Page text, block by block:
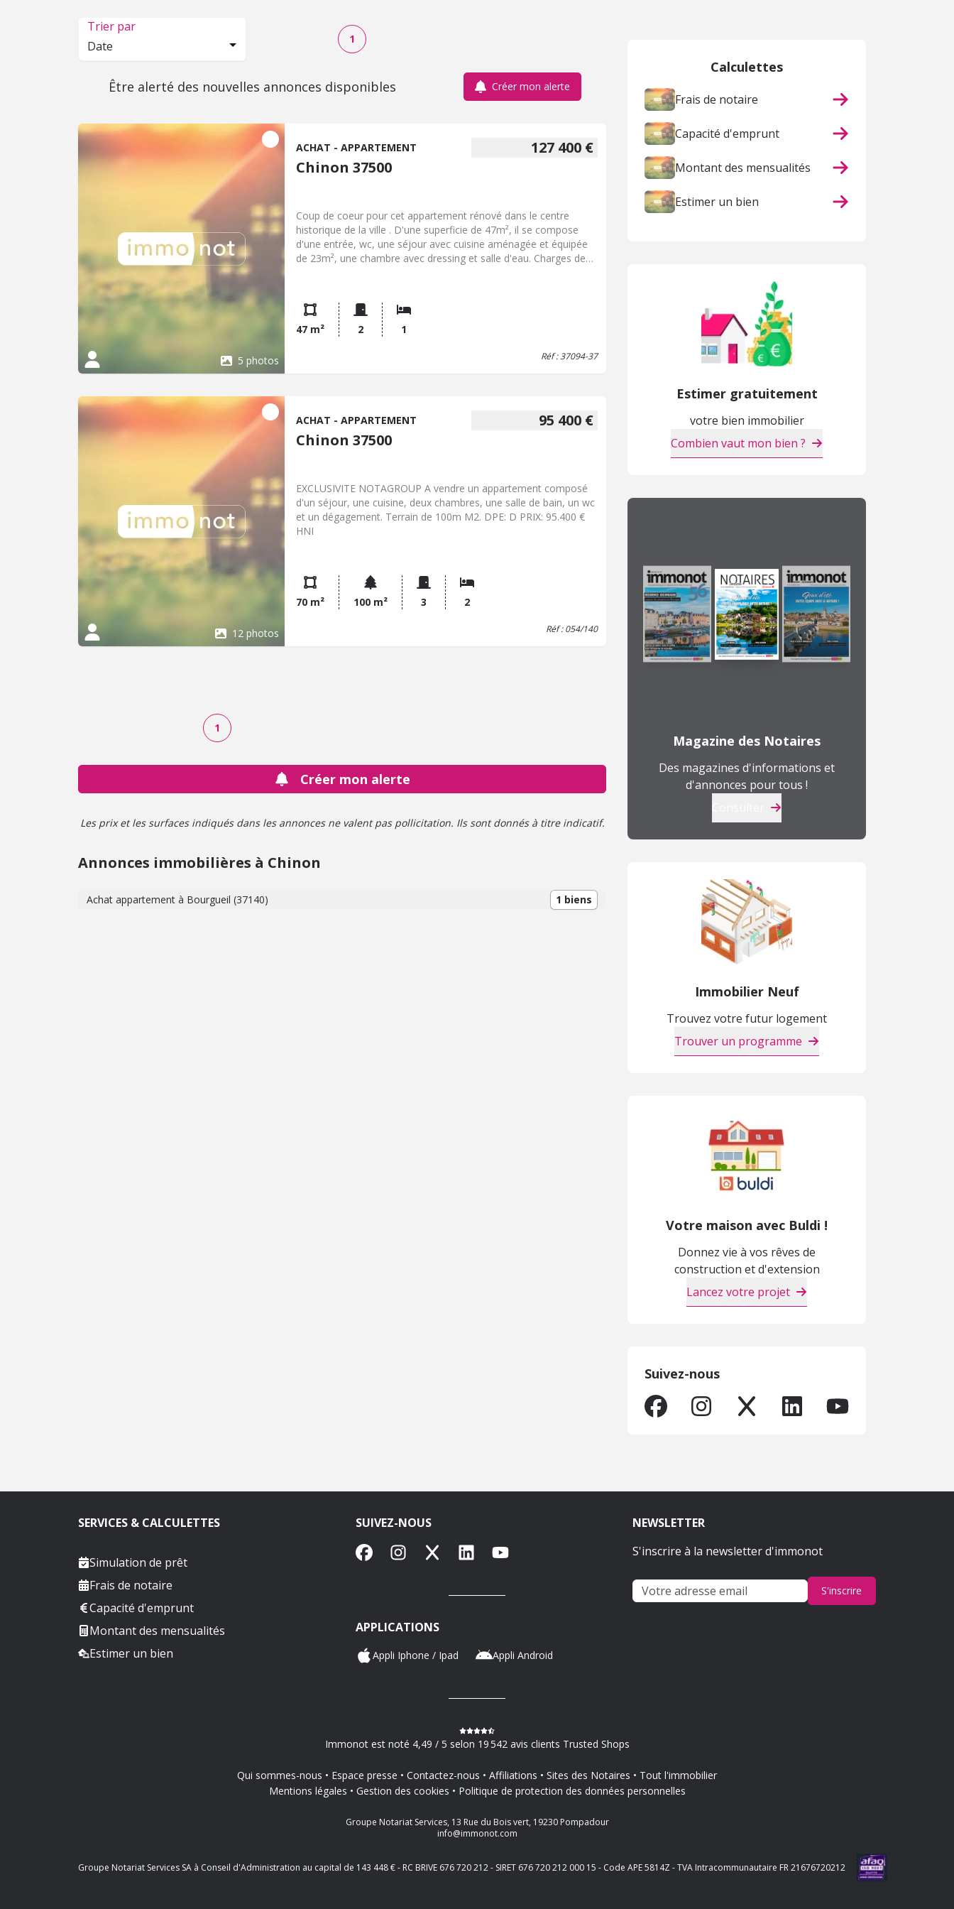
Trier par
Date
1
Être alerté des nouvelles annonces disponibles Créer mon alerte
5 photos
127 400 €
ACHAT - APPARTEMENT
Chinon 37500
Coup de coeur pour cet appartement rénové dans le centre
historique de la ville . D'une superficie de 47m², il se compose
d'une entrée, wc, une séjour avec cuisine aménagée et équipée
de 23m², une chambre avec dressing et salle d'eau. Charges de
47 m² 2 1
Réf : 37094-37
12 photos
95 400 €
ACHAT - APPARTEMENT
Chinon 37500
EXCLUSIVITE NOTAGROUP A vendre un appartement composé
d'un séjour, une cuisine, deux chambres, une salle de bain, un wc
et un dégagement. Terrain de 100m M2. DPE: D PRIX: 95.400 €
HNI
70 m² 100 m² 3 2
Réf : 054/140
1
Créer mon alerte
Les prix et les surfaces indiqués dans les annonces ne valent pas pollicitation. Ils sont donnés à titre indicatif.
Annonces immobilières à Chinon
Achat appartement à Bourgueil (37140) 1 biens
Calculettes
Frais de notaire
Capacité d'emprunt
Montant des mensualités
Estimer un bien
Estimer gratuitement
votre bien immobilier
Combien vaut mon bien ?
Magazine des Notaires
Des magazines d'informations et
d'annonces pour tous !
Immobilier Neuf
Trouvez votre futur logement
Trouver un programme
Votre maison avec Buldi !
Donnez vie à vos rêves de
construction et d'extension
Lancez votre projet
Suivez-nous
SERVICES & CALCULETTES
Simulation de prêt
Frais de notaire
Capacité d'emprunt
Montant des mensualités
Estimer un bien
SUIVEZ-NOUS
FacebookInstagram
X LinkedInYouTube
APPLICATIONS
Appli Iphone / Ipad Appli Android
NEWSLETTER
S'inscrire à la newsletter d'immonot
S'inscrire
Immonot est noté 4,49 / 5 selon 19 542 avis clients Trusted Shops
Qui sommes-nous Espace presse Contactez-nous Affiliations Sites des Notaires
Tout l'immobilier
Mentions légales
Gestion des cookies Politique de protection des données personnelles
Groupe Notariat Services, 13 Rue du Bois vert, 19230 Pompadour
info@immonot.com
Groupe Notariat Services SA à Conseil d'Administration au capital de 143 448 € - RC BRIVE 676 720 212 - SIRET 676 720 212 000 15 - Code APE 5814Z - TVA Intracommunautaire FR 21676720212